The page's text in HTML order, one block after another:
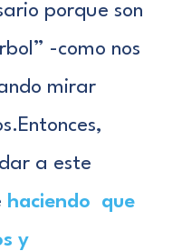
porque son
-como nos
mirar
Entonces,
a este
haciendo que
y